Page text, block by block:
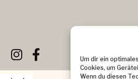
Um dir ein
Cookies, um
Wenn du diesen